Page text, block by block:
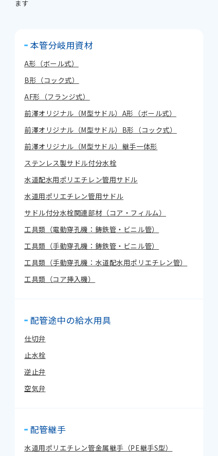
ます
本管分岐用資材
A形（ボール式）
B形（コック式）
AF形（フランジ式）
前澤オリジナル（M型サドル）A形（ボール式）
前澤オリジナル（M型サドル）B形（コック式）
前澤オリジナル（M型サドル）継手一体形
ステンレス製サドル付分水栓
水道配水用ポリエチレン管用サドル
水道用ポリエチレン管用サドル
サドル付分水栓関連部材（コア・フィルム）
工具類（電動穿孔機：鋳鉄管・ビニル管）
工具類（手動穿孔機：鋳鉄管・ビニル管）
工具類（手動穿孔機：水道配水用ポリエチレン管）
工具類（コア挿入機）
配管途中の給水用具
仕切弁
止水栓
逆止弁
空気弁
配管継手
水道用ポリエチレン管金属継手（PE継手S型）